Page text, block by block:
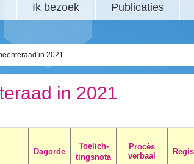
Ik bezoek Publicaties
in 2021
in 2021
Dagorde
Toelich-
tingsnota
Procès
verbaal